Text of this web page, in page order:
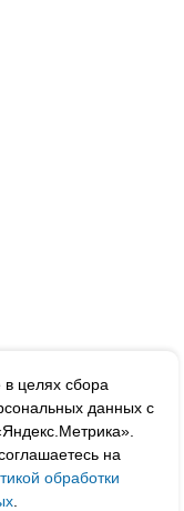
целях сбора
данных с
на
обработки
.